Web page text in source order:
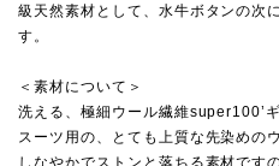
級天然素材として、水牛ボタンの次
す。
＜素材について＞
洗える、極細ウール繊維super100’
スーツ用の、とても上質な先染めの
しなやかでストンと落ちる素材です